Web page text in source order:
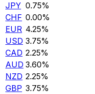
JPY 0.75%
CHF 0.00%
EUR 4.25%
USD 3.75%
CAD 2.25%
AUD 3.60%
NZD 2.25%
GBP 3.75%